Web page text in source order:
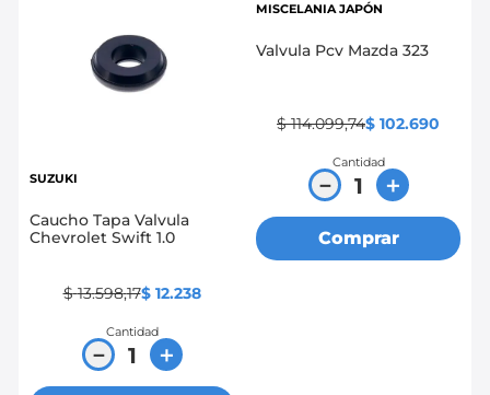
SUZUKI
Caucho Tapa Valvula
Chevrolet Swift 1.0
$ 13.598,17$ 12.238
Cantidad
＋
－
MISCELANIA JAPÓN
Valvula Pcv Mazda 323
$ 114.099,74$ 102.690
Cantidad
＋
－
Comprar